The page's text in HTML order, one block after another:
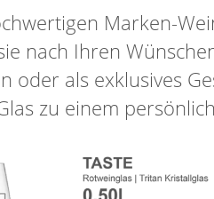
Marken-
nach Ihren
oder als exklusives
zu einem